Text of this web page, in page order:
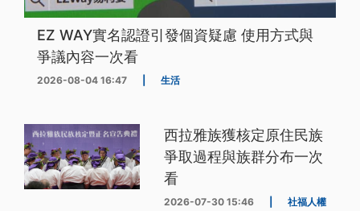
EZ WAY實名認證引發個資疑慮 使用方式與
爭議內容一次看
2026-08-04 16:47 生活
西拉雅族獲核定原住民族
爭取過程與族群分布一次
看
2026-07-30 15:46 社福人權